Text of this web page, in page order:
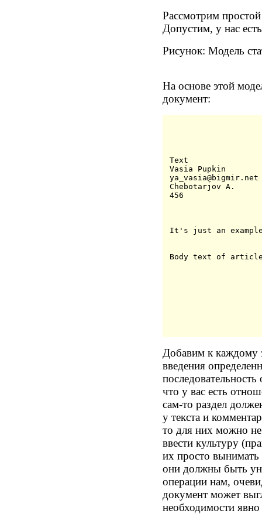
Рассмотрим
Допустим, у нас
Рисунок: Модель
На основе этой
документ:
Text
Vasia Pupkin
ya_vasia@bigmir.net
Chebotarjov A.
456
It's just an
Добавим к каждому
введения
что у вас есть
сам-то раздел
у текста и
то для них можно
ввести культуру
их просто
они должны быть
операции нам,
документ может
необходимости явно